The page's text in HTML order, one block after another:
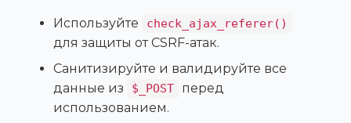
Используйте check_ajax_referer()
для защиты от CSRF-атак.
Санитизируйте и валидируйте все
данные из
$_POST
перед
использованием.